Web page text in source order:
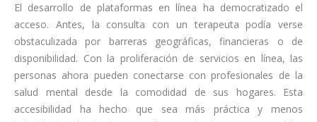
El desarrollo de plataformas en línea ha democratizado el
acceso. Antes, la consulta con un terapeuta podía verse
obstaculizada por barreras geográficas, financieras o de
disponibilidad. Con la proliferación de servicios en línea, las
personas ahora pueden conectarse con profesionales de la
salud mental desde la comodidad de sus hogares. Esta
accesibilidad ha hecho que sea más práctica y menos